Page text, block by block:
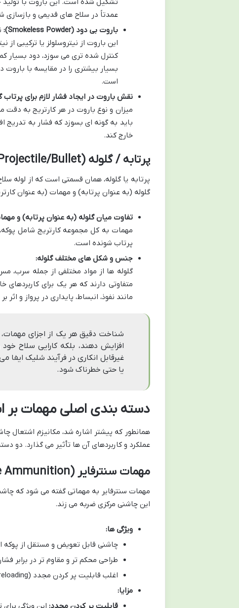
عمدتاً در سلاح های قدیمی و
باروت بی دود (Smokeless Powder):
این باروت از نیتروسلولز یا ترکیبی
کنترل شده تری می سوزد، دود بسیار
بسیار بیشتری را در مقایسه با باروت
است.
نقش باروت در ایجاد فشار لازم برای پرتاب
میزان و نوع باروت در هر کارتریج به
باید به گونه ای بسوزد که فشار به تدریج
خارج کند.
پرتابه / گلوله (Projectile/Bullet)
پرتابه یا گلوله، همان قسمتی است که از
گلوله (به عنوان پرتابه) و مهمات (به عنوان
تفاوت میان گلوله (به عنوان پرتابه) و
مهمات به کل مجموعه کارتریج شامل
پرتاب شونده است.
جنس و شکل های مختلف گلوله:
گلوله ها از مواد مختلفی از جمله سرب،
متفاوتی دارند که هر یک برای کاربردهای
مانند نفوذ، انبساط، پایداری در پرواز و اثر
شناخت دقیق هر یک از اجزای مهمات،
افزایش دهند، بلکه کارایی سلاح
غیرقابل انکاری در فرآیند شلیک
یا حتی خطرناک شود.
دسته بندی اصلی مهمات بر
همانطور که پیشتر اشاره شد، مکانیزم اشتعال
عملکرد و کاربردهای آن ها تأثیر می گذارد. دو
مهمات سنترفایر (Centerfire Ammunition)
مهمات سنترفایر به مهماتی گفته می شود که
این چاشنی مرکزی ضربه می زند.
ویژگی ها:
چاشنی قابل تعویض و مستقل از
طراحی محکم تر و مقاوم تر در برابر فشار
اغلب قابلیت پر کردن مجدد (reloading) پوکه پس از شلیک وجود دارد.
مزایا: